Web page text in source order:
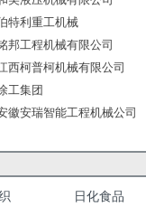
特利重工机械
邦工程机械有限公司
西柯普柯机械有限公司
工集团
徽安瑞智能工程机械公司
日化食品